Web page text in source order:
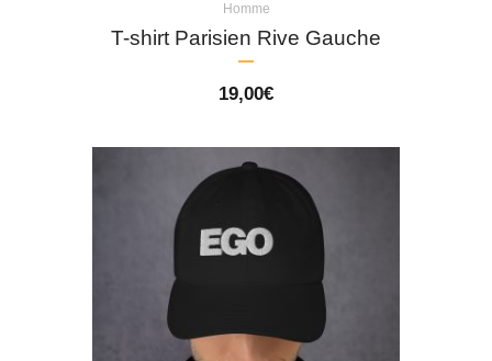
Homme
T-shirt Parisien Rive Gauche
19,00€